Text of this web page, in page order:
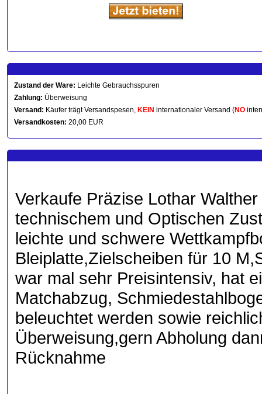
Zustand der Ware: Leichte Gebrauchsspuren
Zahlung: Überweisung
Versand: Käufer trägt Versandspesen, KEIN internationaler Versand (NO
Versandkosten: 20,00 EUR
Verkaufe Präzise Lothar
technischem und Optischen
leichte und schwere
Bleiplatte,Zielscheiben für 10
war mal sehr Preisintensiv, hat
Matchabzug,
beleuchtet werden sowie
Überweisung,gern Abholung
Rücknahme